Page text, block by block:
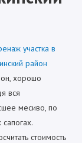
хорошо
вся
месиво, по
стоимость